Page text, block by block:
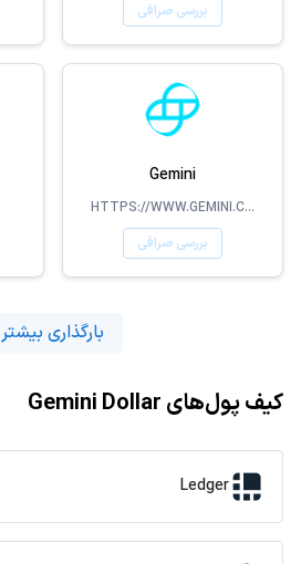
بررسی صرافی
Gemini
HTTPS://WWW.GEMINI.COM/
بررسی صرافی
بارگذاری بیشتر
کیف پول‌های Gemini Dollar
Ledger